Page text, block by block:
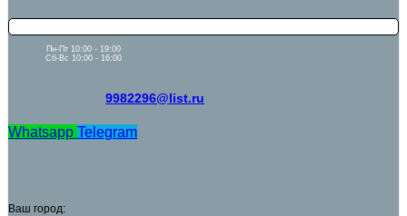
Пн-Пт 10:00 - 19:00
Сб-Вс 10:00 - 16:00
9982296@list.ru
Whatsapp Telegram
Ваш город: